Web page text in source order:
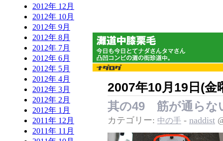
2012年 12月
2012年 10月
2012年 9月
2012年 8月
2012年 7月
2012年 6月
2012年 5月
2012年 4月
2012年 3月
2012年 2月
2012年 1月
2011年 12月
2011年 11月
2007年10月19日(金
其の49 筋が通らな
カテゴリー: 中の手 - naddist